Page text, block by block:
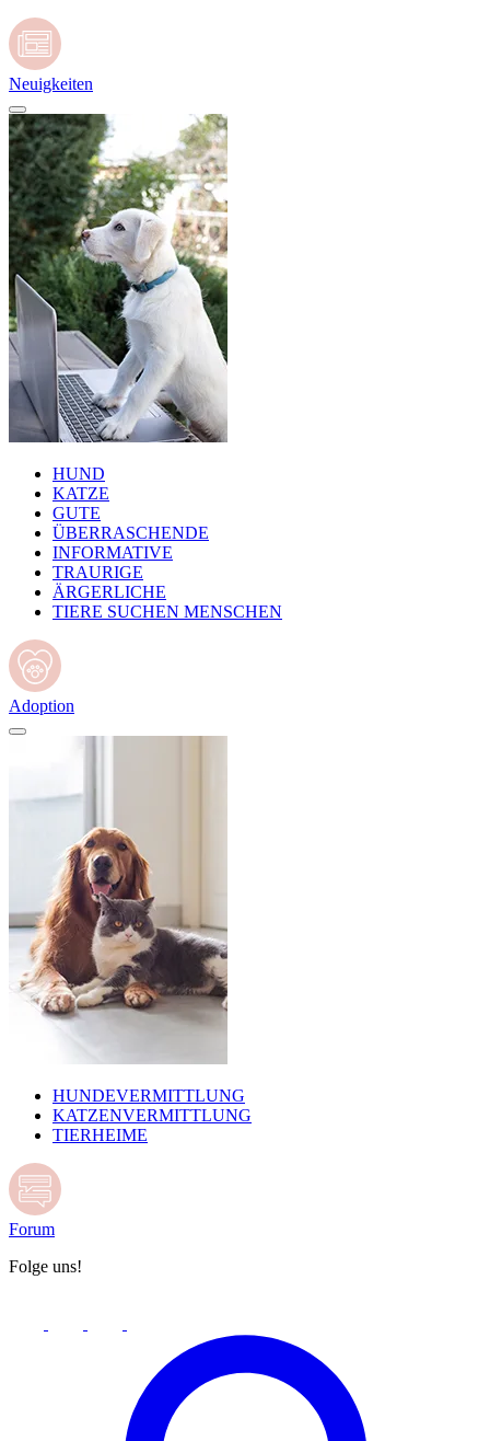
Neuigkeiten
HUND
KATZE
GUTE
ÜBERRASCHENDE
INFORMATIVE
TRAURIGE
ÄRGERLICHE
TIERE SUCHEN MENSCHEN
Adoption
HUNDEVERMITTLUNG
KATZENVERMITTLUNG
TIERHEIME
Forum
Folge uns!